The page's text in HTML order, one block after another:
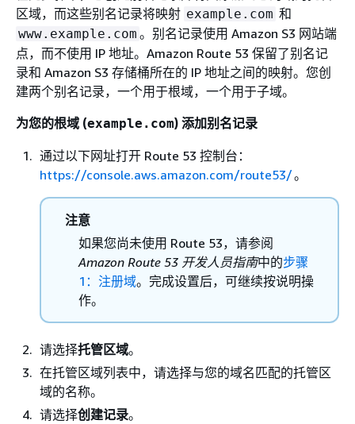
区域，而这些别名记录将映射 example.com 和
www.example.com 。别名记录使用 Amazon S3 网站端
点，而不使用 IP 地址。Amazon Route 53 保留了别名记
录和 Amazon S3 存储桶所在的 IP 地址之间的映射。您创
建两个别名记录，一个用于根域，一个用于子域。
为您的根域 (example.com) 添加别名记录
通过以下网址打开 Route 53 控制台：
https://console.aws.amazon.com/route53/。
注意
如果您尚未使用 Route 53，请参阅
Amazon Route 53 开发人员指南中的步骤
1：注册域。完成设置后，可继续按说明操
作。
请选择托管区域。
在托管区域列表中，请选择与您的域名匹配的托管区
域的名称。
请选择创建记录。